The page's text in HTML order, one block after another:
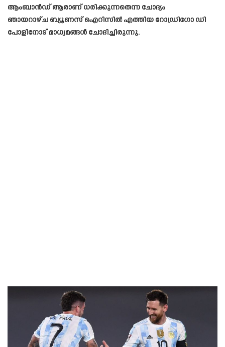
ആംബാൻഡ് ആരാണ് ധരിക്കുന്നതെന്ന ചോദ്യം
ഞായറാഴ്ച ബ്യൂണസ് ഐറിസിൽ എത്തിയ റോഡ്രിഗോ ഡി
പോളിനോട് മാധ്യമങ്ങൾ ചോദിച്ചിരുന്നു.